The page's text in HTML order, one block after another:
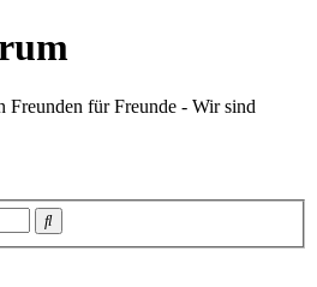
für Freunde - Wir sind
Suche